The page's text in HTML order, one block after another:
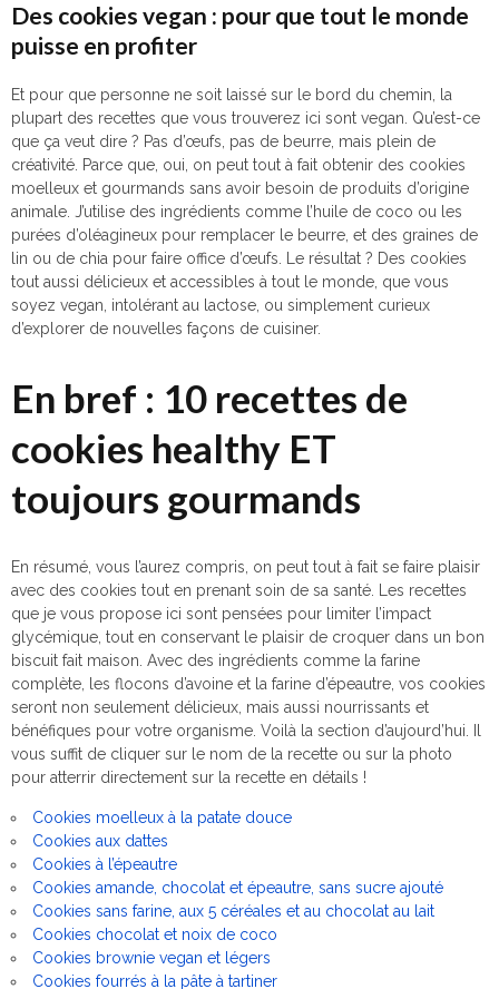
Des cookies vegan : pour que tout le monde
puisse en profiter
Et pour que personne ne soit laissé sur le bord du chemin, la
plupart des recettes que vous trouverez ici sont vegan. Qu’est-ce
que ça veut dire ? Pas d’œufs, pas de beurre, mais plein de
créativité. Parce que, oui, on peut tout à fait obtenir des cookies
moelleux et gourmands sans avoir besoin de produits d’origine
animale. J’utilise des ingrédients comme l’huile de coco ou les
purées d’oléagineux pour remplacer le beurre, et des graines de
lin ou de chia pour faire office d’œufs. Le résultat ? Des cookies
tout aussi délicieux et accessibles à tout le monde, que vous
soyez vegan, intolérant au lactose, ou simplement curieux
d’explorer de nouvelles façons de cuisiner.
En bref : 10 recettes de
cookies healthy ET
toujours gourmands
En résumé, vous l’aurez compris, on peut tout à fait se faire plaisir
avec des cookies tout en prenant soin de sa santé. Les recettes
que je vous propose ici sont pensées pour limiter l’impact
glycémique, tout en conservant le plaisir de croquer dans un bon
biscuit fait maison. Avec des ingrédients comme la farine
complète, les flocons d’avoine et la farine d’épeautre, vos cookies
seront non seulement délicieux, mais aussi nourrissants et
bénéfiques pour votre organisme. Voilà la section d’aujourd’hui. Il
vous suffit de cliquer sur le nom de la recette ou sur la photo
pour atterrir directement sur la recette en détails !
Cookies moelleux à la patate douce
Cookies aux dattes
Cookies à l’épeautre
Cookies amande, chocolat et épeautre, sans sucre ajouté
Cookies sans farine, aux 5 céréales et au chocolat au lait
Cookies chocolat et noix de coco
Cookies brownie vegan et légers
Cookies fourrés à la pâte à tartiner